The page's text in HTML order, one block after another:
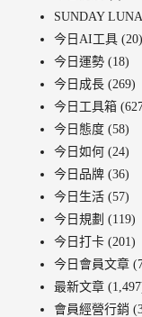
SUNDAY
今日AI工具 (20)
今日運勢 (18)
今日成長 (269)
今日工具箱
今日態度 (58)
今日如何 (24)
今日品牌 (36)
今日生活 (57)
今日規劃 (119)
今日打卡 (201)
今日會員文章
最新文章
會員經營行銷